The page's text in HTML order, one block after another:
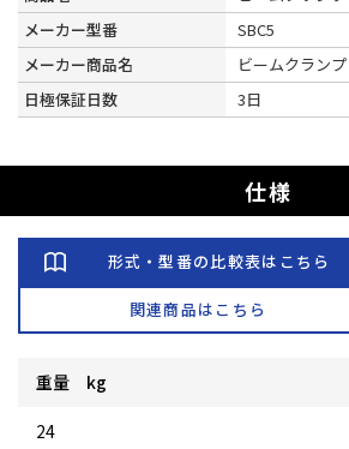
メーカー型番
SBC5
メーカー商品名
ビームクランプ
日極保証日数
3日
仕様
形式・型番の比較表はこちら
関連商品はこちら
重量 kg
24